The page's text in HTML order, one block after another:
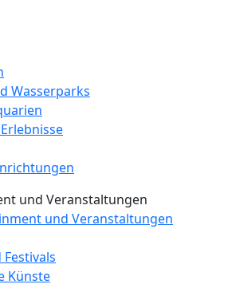
Wasserparks
und Veranstaltungen
und Veranstaltungen
Künste